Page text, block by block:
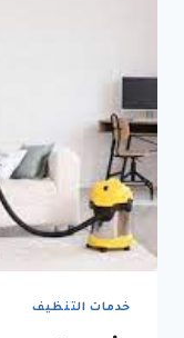
خدمات التنظيف